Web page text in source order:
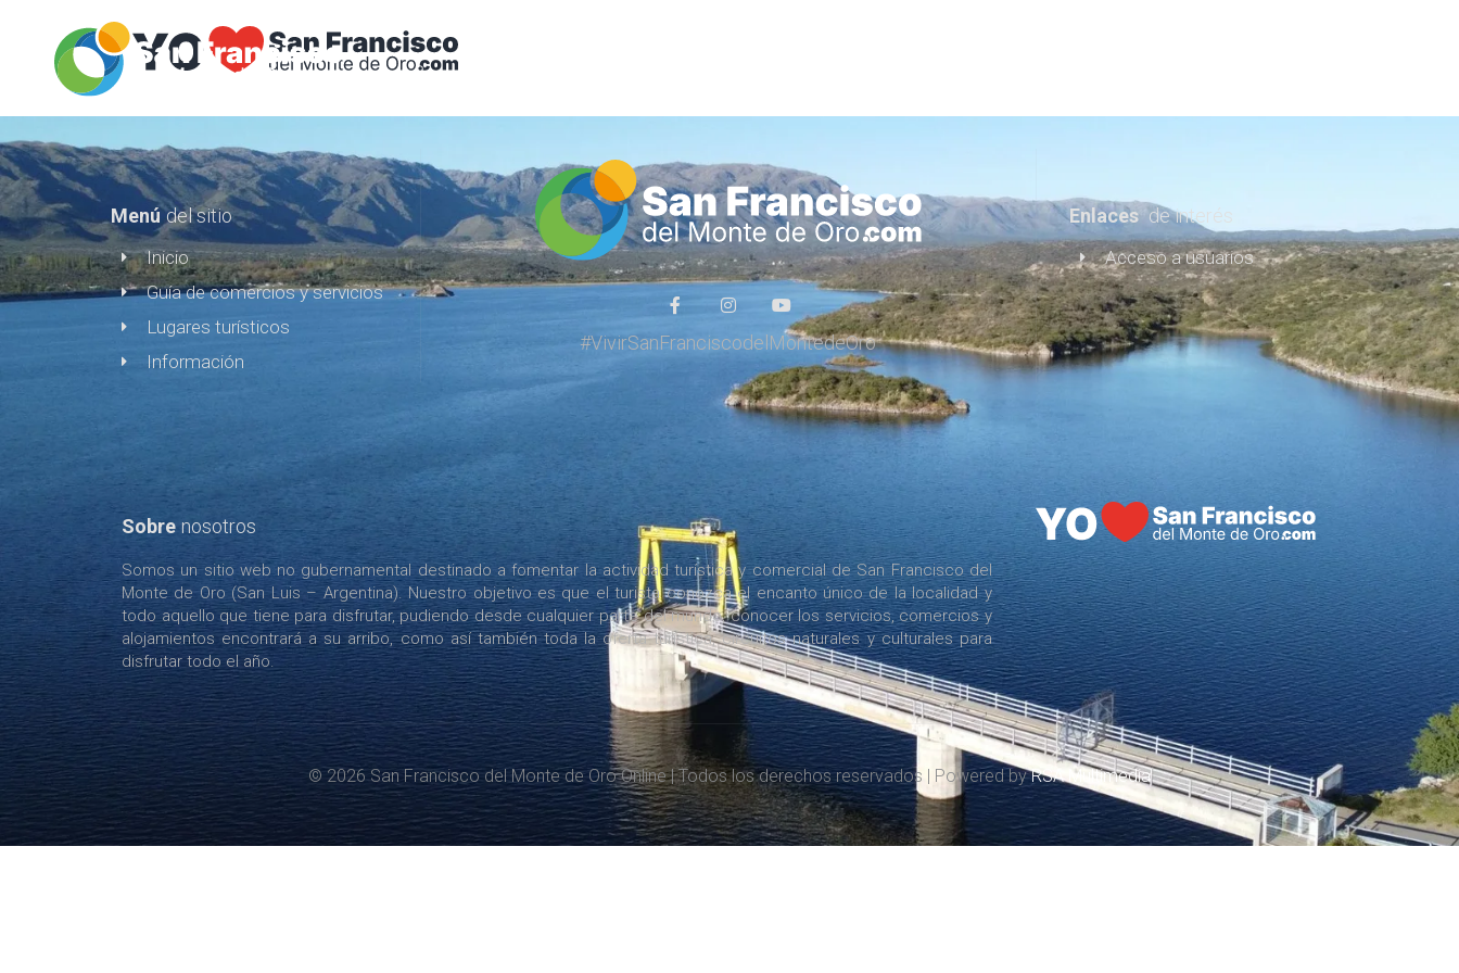
Menú del sitio
Inicio
Guía de comercios y servicios
Lugares turísticos
Información
#VivirSanFranciscodelMontedeOro
Enlaces de interés
Acceso a usuarios
Sobre nosotros
Somos un sitio web no gubernamental destinado a fomentar la actividad turística y comercial de San Francisco del
Monte de Oro (San Luis – Argentina). Nuestro objetivo es que el turista conozca el encanto único de la localidad y
todo aquello que tiene para disfrutar, pudiendo desde cualquier parte del mundo, conocer los servicios, comercios y
alojamientos encontrará a su arribo, como así también toda la oferta turística, circuitos naturales y culturales para
disfrutar todo el año.
© 2026 San Francisco del Monte de Oro Online | Todos los derechos reservados | Powered byRSA Multimedia